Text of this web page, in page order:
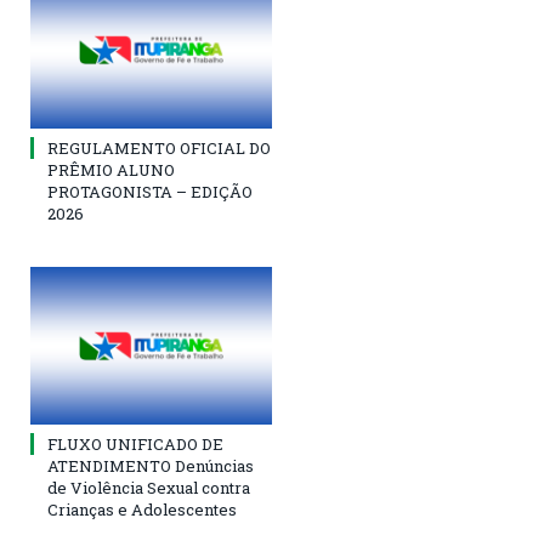
REGULAMENTO OFICIAL DO
PRÊMIO ALUNO
PROTAGONISTA – EDIÇÃO
2026
FLUXO UNIFICADO DE
ATENDIMENTO Denúncias
de Violência Sexual contra
Crianças e Adolescentes